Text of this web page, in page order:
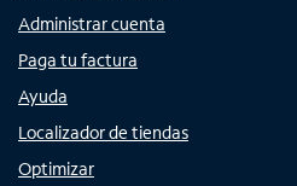
Administrar cuenta
Paga tu factura
Ayuda
Localizador de tiendas
Optimizar